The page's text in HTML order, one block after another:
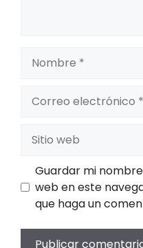
Nombre
electrónico
Sitio
web
Guardar mi
web en este
que haga un